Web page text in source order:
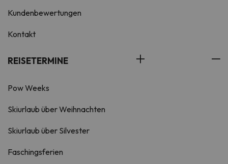
Kundenbewertungen
Kontakt
REISETERMINE
Pow Weeks
Skiurlaub über Weihnachten
Skiurlaub über Silvester
Faschingsferien